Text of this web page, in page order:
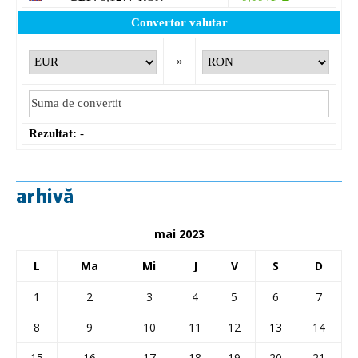
Convertor valutar
»
Rezultat: -
arhivă
mai 2023
L Ma Mi J V S D
1 2 3 4 5 6
7
8
9 10 11 12 13
14